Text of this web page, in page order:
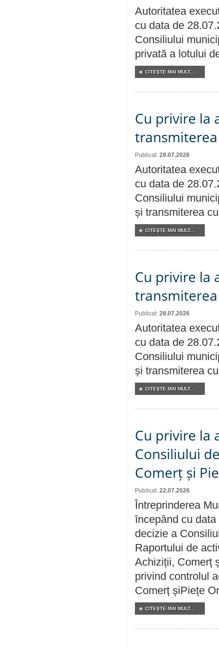
Autoritatea
cu data de
Consiliului
privată a lotului
CITEŞTE MAI MULT...
Cu privire la
Publicat: 28.07.2026
Autoritatea
cu data de
Consiliului
și transmiterea
CITEŞTE MAI MULT...
Cu privire la
Publicat: 28.07.2026
Autoritatea
cu data de
Consiliului
și transmiterea
CITEŞTE MAI MULT...
Cu privire la
Consiliului
Comerț și
Publicat: 22.07.2026
Întreprinderea
începând cu
decizie a
Raportului de
Achiziții, Comerț
privind controlul
Comerț șiPiețe
CITEŞTE MAI MULT...